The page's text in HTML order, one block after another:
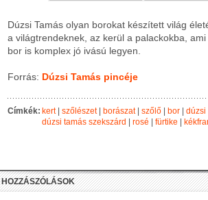
Dúzsi Tamás olyan borokat készített világ
a világtrendeknek, az kerül a palackokba,
bor is komplex jó ivású legyen.
Forrás: Dúzsi Tamás pincéje
Címkék: kert| szőlészet| borászat| szőlő bor
dúzsi
dúzsi tamás szekszárd
rosé fürtike